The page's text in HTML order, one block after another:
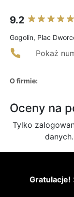
9.2
Gogolin, Plac
Pokaż
O firmie:
Oceny na
Tylko
danych.
Gratulacje!